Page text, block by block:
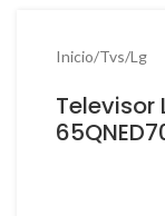
Inicio/Tvs/Lg
Televisor